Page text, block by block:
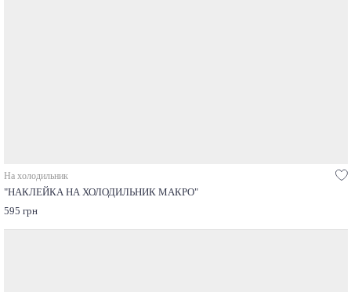
На холодильник
"НАКЛЕЙКА НА ХОЛОДИЛЬНИК МАКРО"
595 грн